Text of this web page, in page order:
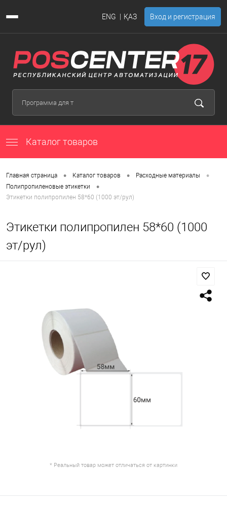
ENG ҚАЗ Вход и регистрация
Каталог товаров
Главная страница • Каталог товаров • Расходные материалы •
Полипропиленовые этикетки •
Этикетки полипропилен 58*60 (1000 эт/рул)
Этикетки полипропилен 58*60 (1000
эт/рул)
* Реальный товар может отличаться от картинки